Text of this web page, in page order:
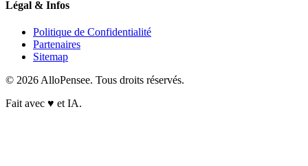
Légal & Infos
Politique de Confidentialité
Partenaires
Sitemap
© 2026 AlloPensee. Tous droits réservés.
Fait avec ♥ et IA.